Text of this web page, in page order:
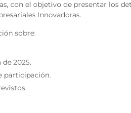
con el objetivo de presentar los
Innovadoras.
sobre:
2025.
participación.